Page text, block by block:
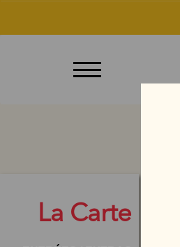
Emporter
Contact
La Carte